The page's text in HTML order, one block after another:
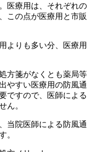
医療用は、それぞれの
この点が医療用と市販
よりも多い分、医療用
方箋がなくとも薬局等
やすい医療用の防風通
ですので、
医師による
ん。
当院医師による防風通
。